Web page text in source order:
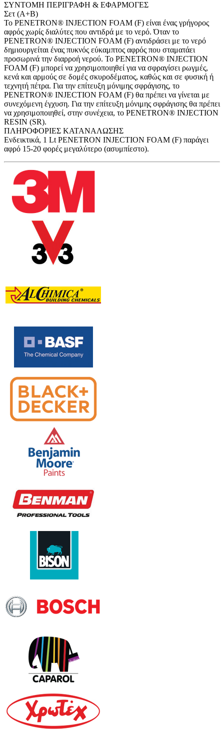
ΣΥΝΤΟΜΗ ΠΕΡΙΓΡΑΦΗ & ΕΦΑΡΜΟΓΕΣ
Σετ (Α+Β)
Το PENETRON® INJECTION FOAM (F) είναι ένας γρήγορος
αφρός χωρίς διαλύτες που αντιδρά με το νερό. Όταν το
PENETRON® INJECTION FOAM (F) αντιδράσει με το νερό
δημιουργείται ένας πυκνός εύκαμπτος αφρός που σταματάει
προσωρινά την διαρροή νερού. Το PENETRON® INJECTION
FOAM (F) μπορεί να χρησιμοποιηθεί για να σφραγίσει ρωγμές,
κενά και αρμούς σε δομές σκυροδέματος, καθώς και σε φυσική ή
τεχνητή πέτρα. Για την επίτευξη μόνιμης σφράγισης, το
PENETRON® INJECTION FOAM (F) θα πρέπει να γίνεται με
συνεχόμενη έγχυση. Για την επίτευξη μόνιμης σφράγισης θα πρέπει
να χρησιμοποιηθεί, στην συνέχεια, το PENETRON® INJECTION
RESIN (SR).
ΠΛΗΡΟΦΟΡΙΕΣ ΚΑΤΑΝΑΛΩΣΗΣ
Ενδεικτικά, 1 Lt PENETRON INJECTION FOAM (F) παράγει
αφρό 15-20 φορές μεγαλύτερο (ασυμπίεστο).